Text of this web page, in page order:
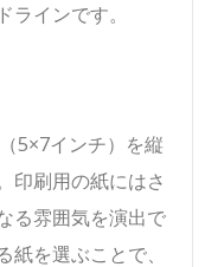
インです。
5×7インチ）を縦
印刷用の紙にはさ
る雰囲気を演出で
を選ぶことで、